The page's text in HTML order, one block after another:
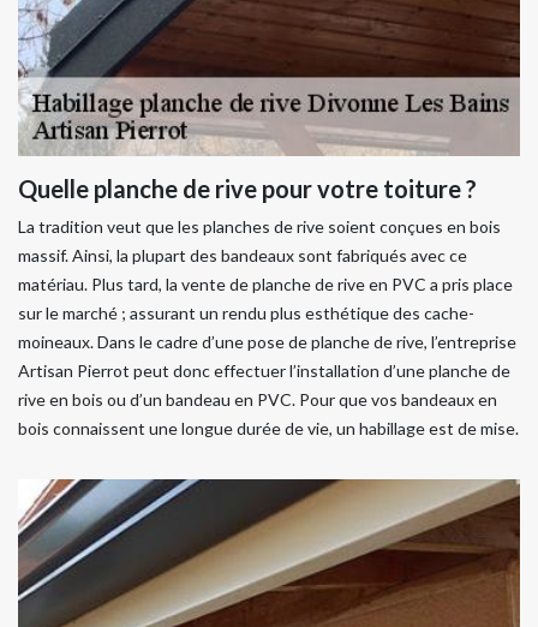
Quelle planche de rive pour votre toiture ?
La tradition veut que les planches de rive soient conçues en bois
massif. Ainsi, la plupart des bandeaux sont fabriqués avec ce
matériau. Plus tard, la vente de planche de rive en PVC a pris place
sur le marché ; assurant un rendu plus esthétique des cache-
moineaux. Dans le cadre d’une pose de planche de rive, l’entreprise
Artisan Pierrot peut donc effectuer l’installation d’une planche de
rive en bois ou d’un bandeau en PVC. Pour que vos bandeaux en
bois connaissent une longue durée de vie, un habillage est de mise.